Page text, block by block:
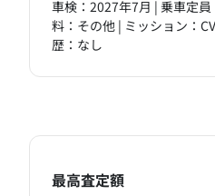
車検：2027年7月 | 乗車定
料：その他 | ミッション：
歴：なし
最高査定額